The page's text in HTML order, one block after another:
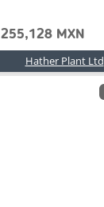
255,128 MXN
Hather Plant Ltd